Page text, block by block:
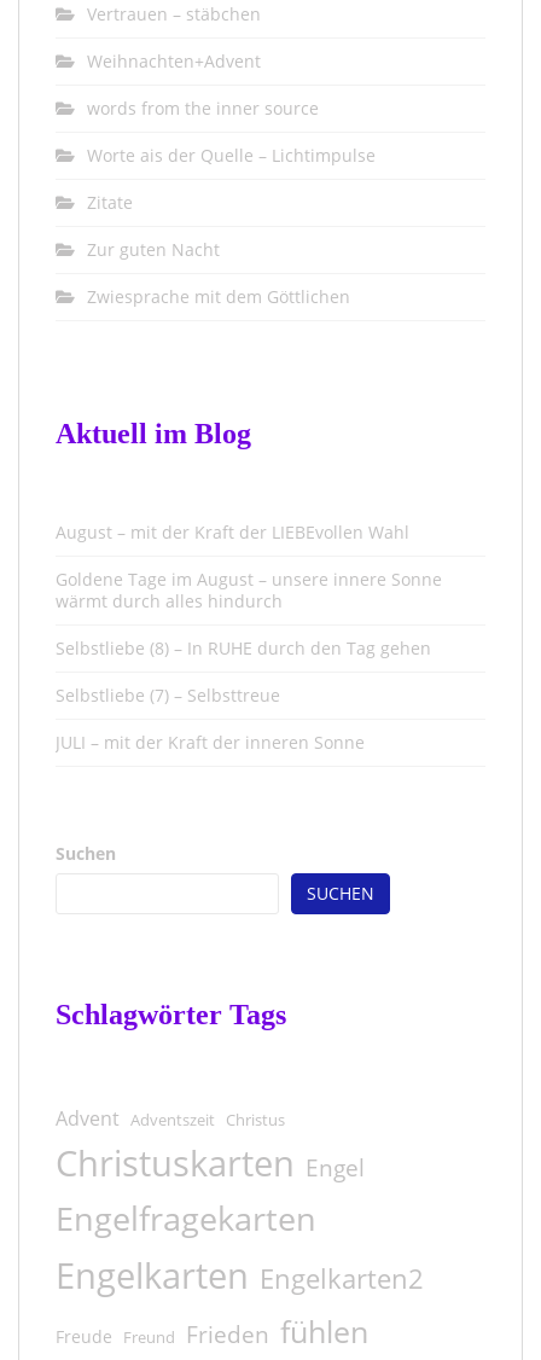
Vertrauen – stäbchen
Weihnachten+Advent
words from the inner source
Worte ais der Quelle – Lichtimpulse
Zitate
Zur guten Nacht
Zwiesprache mit dem Göttlichen
Aktuell im Blog
August – mit der Kraft der LIEBEvollen Wahl
Goldene Tage im August – unsere innere Sonne
wärmt durch alles hindurch
Selbstliebe (8) – In RUHE durch den Tag gehen
Selbstliebe (7) – Selbsttreue
JULI – mit der Kraft der inneren Sonne
Suchen
SUCHEN
Schlagwörter Tags
Advent Adventszeit Christus
Christuskarten Engel
Engelfragekarten
Engelkarten Engelkarten2
Freude Freund Frieden fühlen